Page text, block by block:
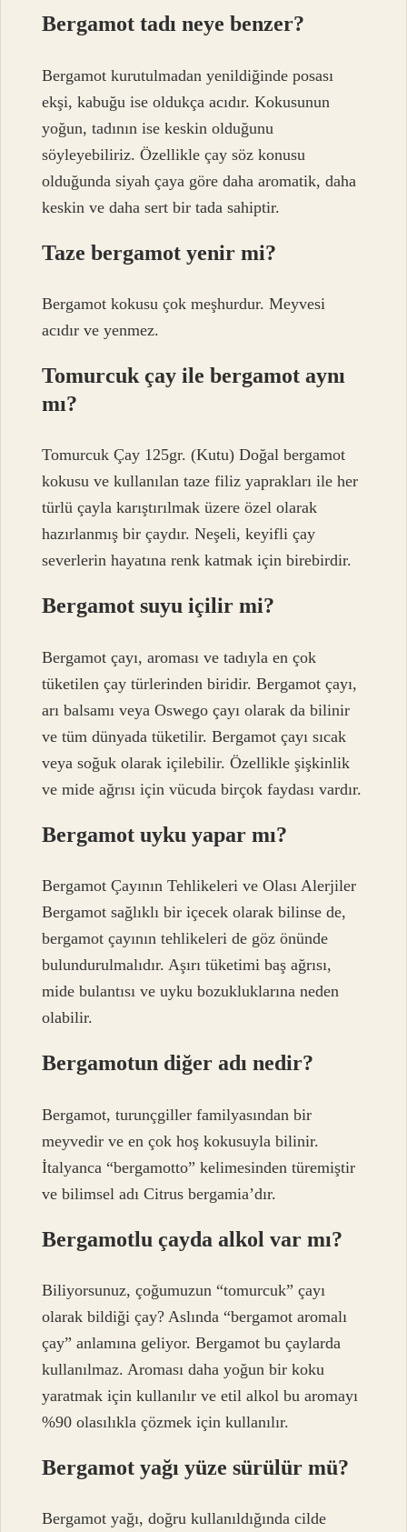
Bergamot tadı neye benzer?
Bergamot kurutulmadan yenildiğinde posası
ekşi, kabuğu ise oldukça acıdır. Kokusunun
yoğun, tadının ise keskin olduğunu
söyleyebiliriz. Özellikle çay söz konusu
olduğunda siyah çaya göre daha aromatik, daha
keskin ve daha sert bir tada sahiptir.
Taze bergamot yenir mi?
Bergamot kokusu çok meşhurdur. Meyvesi
acıdır ve yenmez.
Tomurcuk çay ile bergamot aynı
mı?
Tomurcuk Çay 125gr. (Kutu) Doğal bergamot
kokusu ve kullanılan taze filiz yaprakları ile her
türlü çayla karıştırılmak üzere özel olarak
hazırlanmış bir çaydır. Neşeli, keyifli çay
severlerin hayatına renk katmak için birebirdir.
Bergamot suyu içilir mi?
Bergamot çayı, aroması ve tadıyla en çok
tüketilen çay türlerinden biridir. Bergamot çayı,
arı balsamı veya Oswego çayı olarak da bilinir
ve tüm dünyada tüketilir. Bergamot çayı sıcak
veya soğuk olarak içilebilir. Özellikle şişkinlik
ve mide ağrısı için vücuda birçok faydası vardır.
Bergamot uyku yapar mı?
Bergamot Çayının Tehlikeleri ve Olası Alerjiler
Bergamot sağlıklı bir içecek olarak bilinse de,
bergamot çayının tehlikeleri de göz önünde
bulundurulmalıdır. Aşırı tüketimi baş ağrısı,
mide bulantısı ve uyku bozukluklarına neden
olabilir.
Bergamotun diğer adı nedir?
Bergamot, turunçgiller familyasından bir
meyvedir ve en çok hoş kokusuyla bilinir.
İtalyanca “bergamotto” kelimesinden türemiştir
ve bilimsel adı Citrus bergamia’dır.
Bergamotlu çayda alkol var mı?
Biliyorsunuz, çoğumuzun “tomurcuk” çayı
olarak bildiği çay? Aslında “bergamot aromalı
çay” anlamına geliyor. Bergamot bu çaylarda
kullanılmaz. Aroması daha yoğun bir koku
yaratmak için kullanılır ve etil alkol bu aromayı
%90 olasılıkla çözmek için kullanılır.
Bergamot yağı yüze sürülür mü?
Bergamot yağı, doğru kullanıldığında cilde